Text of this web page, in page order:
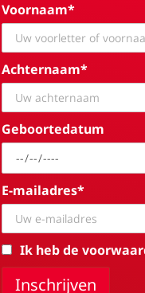
Voornaam*
Achternaam*
Geboortedatum
E-mailadres*
Ik heb de